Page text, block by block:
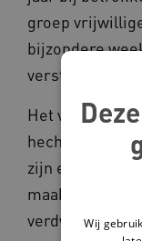
groep
bijzondere
verstandelijke
Het voelt ieder
hechte
zijn en echt
maakt, is dat
verdwijnt. De
Wij